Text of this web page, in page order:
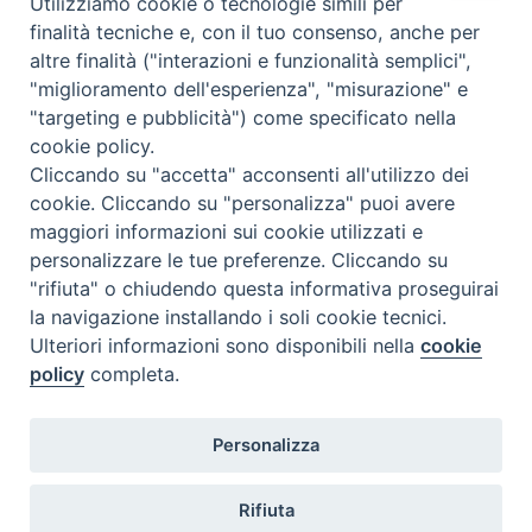
Diocesi
di Como
Diocesi di Como | piazza Grimoldi, 5
Riproduzione solo con permesso.
Iscriviti alla Newsletter
finalità tecniche e, con il tuo consenso, anche per
altre finalità ("interazioni e funzionalità semplici",
"miglioramento dell'esperienza", "misurazione" e
"targeting e pubblicità") come specificato nella
cookie policy.
Cliccando su "accetta" acconsenti all'utilizzo dei
cookie. Cliccando su "personalizza" puoi avere
maggiori informazioni sui cookie utilizzati e
personalizzare le tue preferenze. Cliccando su
"rifiuta" o chiudendo questa informativa proseguirai
la navigazione installando i soli cookie tecnici.
Ulteriori informazioni sono disponibili nellacookie
policy completa.
Personalizza
Rifiuta